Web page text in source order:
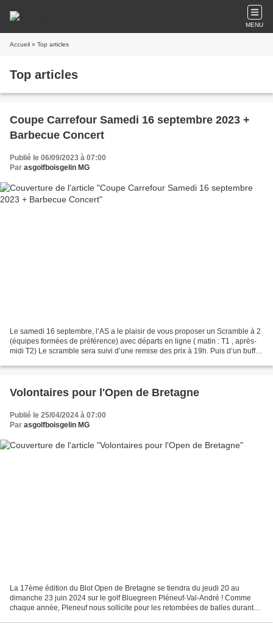
MENU
Accueil » Top articles
Top articles
Coupe Carrefour Samedi 16 septembre 2023 +
Barbecue Concert
Publié le 06/09/2023 à 07:00
Par asgolfboisgelin MG
Le samedi 16 septembre, l’AS a le plaisir de vous proposer un Scramble à 2
(équipes formées de préférence) avec départs en ligne ( matin : T1 , après-
midi T2) Le scramble sera suivi d’une remise des prix à 19h. Puis d’un buffet
Volontaires pour l'Open de Bretagne
Publié le 25/04/2024 à 07:00
Par asgolfboisgelin MG
La 17ème édition du Blot Open de Bretagne se tiendra du jeudi 20 au
dimanche 23 juin 2024 sur le golf Bluegreen Pléneuf-Val-André ! Comme
chaque année, Pleneuf nous sollicite pour les retombées de balles durant